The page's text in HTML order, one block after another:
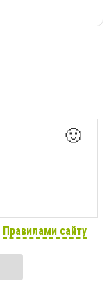
🙂
Правилами сайту